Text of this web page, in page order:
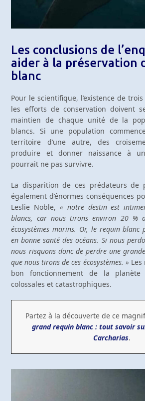
Les conclusions de
aider à la préservation
blanc
Pour le scientifique, l’existence de
les efforts de conservation doivent
maintien de chaque unité de la
blancs. Si une population
territoire d’une autre, des
produire et donner naissance à
pourrait ne pas survivre.
La disparition de ces prédateurs de
également d’énormes conséquences
Leslie Noble,« notre destin est
blancs, car nous tirons environ 20 %
écosystèmes marins. Or, le requin
en bonne santé des océans. Si nous
nous risquons donc de perdre une
que nous tirons de ces écosystèmes. »
bon fonctionnement de la
colossales et catastrophiques.
Partez à la découverte de ce
grand requin blanc : tout savoir
Carcharias.